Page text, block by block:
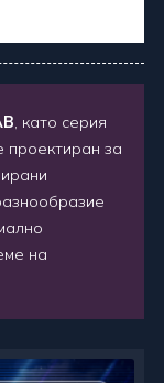
, като серия
проектиран за
на